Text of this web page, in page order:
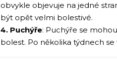
obvykle objevuje na jedné
být opět velmi bolestivé.
4. Puchýře: Puchýře se
bolest. Po několika týdnech